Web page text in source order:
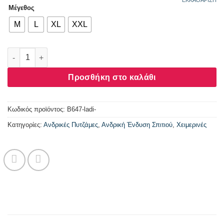
Μέγεθος
M L XL XXL
Ανδρική πυτζάμα Dustin Billy “New way” λαδί αν. B647
Προσθήκη στο καλάθι
Κωδικός προϊόντος: B647-ladi-
Κατηγορίες: Ανδρικές Πυτζάμες, Ανδρική Ένδυση Σπιτιού, Χειμερινές